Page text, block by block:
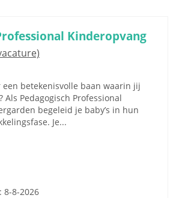
Kinderopvang
een betekenisvolle baan waarin jij
Als Pedagogisch Professional
begeleid je baby’s in hun
Je...
8-8-2026